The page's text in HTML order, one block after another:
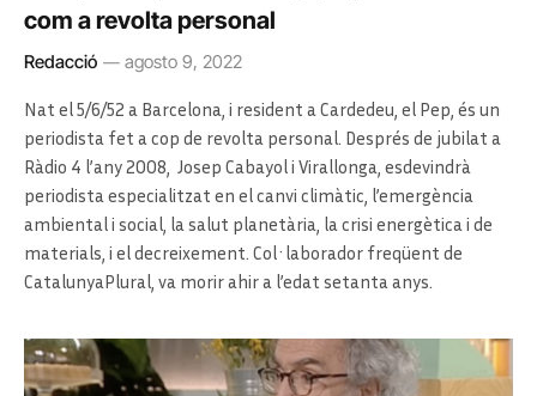
com a revolta personal
Redacció agosto 9, 2022
Nat el 5/6/52 a Barcelona, i resident a Cardedeu, el Pep, és un
periodista fet a cop de revolta personal. Després de jubilat a
Ràdio 4 l’any 2008, Josep Cabayol i Virallonga, esdevindrà
periodista especialitzat en el canvi climàtic, l’emergència
ambiental i social, la salut planetària, la crisi energètica i de
materials, i el decreixement. Col·laborador freqüent de
CatalunyaPlural, va morir ahir a l’edat setanta anys.